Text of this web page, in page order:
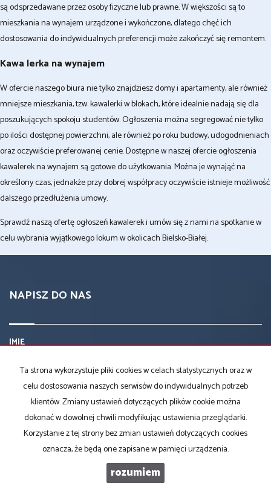
są odsprzedawane przez osoby fizyczne lub prawne. W większości są to
mieszkania na wynajem urządzone i wykończone, dlatego chęć ich
dostosowania do indywidualnych preferencji może zakończyć się remontem.
Kawa lerka na wynajem
W ofercie naszego biura nie tylko znajdziesz domy i apartamenty, ale również
mniejsze mieszkania, tzw. kawalerki w blokach, które idealnie nadają się dla
poszukujących spokoju studentów. Ogłoszenia można segregować nie tylko
po ilości dostępnej powierzchni, ale również po roku budowy, udogodnieniach
oraz oczywiście preferowanej cenie. Dostępne w naszej ofercie ogłoszenia
kawalerek na wynajem są gotowe do użytkowania. Można je wynająć na
określony czas, jednakże przy dobrej współpracy oczywiście istnieje możliwość
dalszego przedłużenia umowy.
Sprawdź naszą ofertę ogłoszeń kawalerek i umów się z nami na spotkanie w
celu wybrania wyjątkowego lokum w okolicach Bielsko-Białej.
NAPISZ DO NAS
IMIĘ
TELEFON KOMÓRKOWY
EMAIL
Ta strona wykorzystuje pliki cookies w celach statystycznych oraz w
celu dostosowania naszych serwisów do indywidualnych potrzeb
klientów. Zmiany ustawień dotyczących plików cookie można
dokonać w dowolnej chwili modyfikując ustawienia przeglądarki.
Korzystanie z tej strony bez zmian ustawień dotyczących cookies
oznacza, że będą one zapisane w pamięci urządzenia.
rozumiem